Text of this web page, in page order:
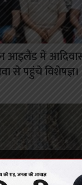
आइलैंड में
से पहुंचे विशेषज्ञ।